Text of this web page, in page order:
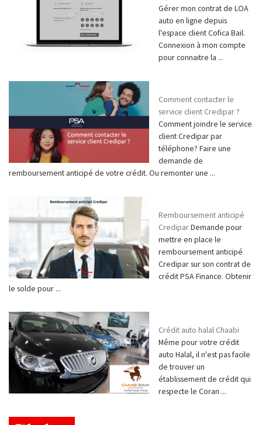
Gérer mon contrat de LOA
auto en ligne depuis
l'espace client Cofica Bail.
Connexion à mon compte
pour connaitre la ...
Comment contacter le
service client Credipar ?
Comment joindre le service
client Credipar par
téléphone? Faire une
demande de
remboursement anticipé de votre crédit. Ou remonter une ...
Remboursement anticipé
CrediparDemande pour
mettre en place le
remboursement anticipé
Credipar sur son contrat de
crédit PSA Finance. Obtenir
le solde pour ...
Crédit auto halal Chaabi
Même pour votre crédit
auto Halal, il n'est pas facile
de trouver un
établissement de crédit qui
respecte le Coran ...